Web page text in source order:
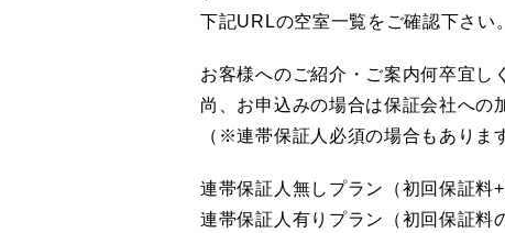
下記URLの空室一覧をご確認下さ
お客様へのご紹介・ご案内何卒宜し
尚、お申込みの場合は保証会社への
（※連帯保証人必須の場合もありま
連帯保証人無しプラン（初回保証料
連帯保証人有りプラン（初回保証料